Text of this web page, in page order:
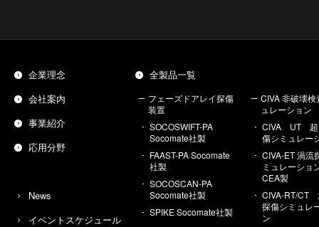
企業理念
会社案内
事業紹介
応用分野
News
イベントスケジュール
全製品一覧
フェーズドアレイ探傷
装置
SOCOSWIFT-PA
Socomate社製
FAAST-PA Socomate
社製
SOCOSCAN-PA
Socomate社製
SPIKE Socomate社製
CIVA 非破壊検
ュレーション
CIVA UT 超
傷シミュレー
CIVA-ET 渦流
ミュレーシ
CEA製
CIVA-RT/CT
探傷シミュレ
ン